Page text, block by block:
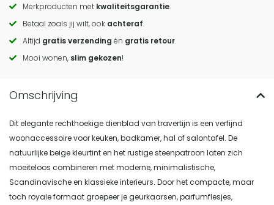
Call
to
actions
Merkproducten met kwaliteitsgarantie.
Betaal zoals jij wilt, ook achteraf.
Altijd gratis verzending én gratis retour.
Mooi wonen, slim gekozen!
Dit elegante rechthoekige dienblad van travertijn is een verfijnd
woonaccessoire voor keuken, badkamer, hal of salontafel. De
natuurlijke beige kleurtint en het rustige steenpatroon laten zich
moeiteloos combineren met moderne, minimalistische,
Scandinavische en klassieke interieurs. Door het compacte, maar
toch royale formaat groepeer je geurkaarsen, parfumflesjes,